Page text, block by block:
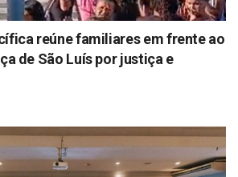
reúne familiares em frente ao
de São Luís por justiça e